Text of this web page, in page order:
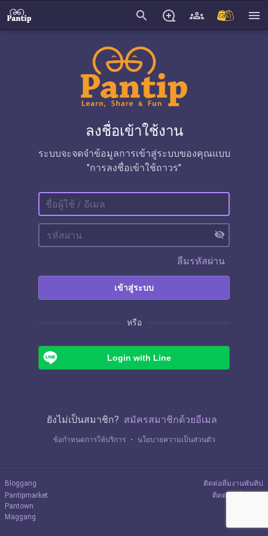
search menu
ลงชื่อเข้าใช้งาน
ระบบจะจดจำข้อมูลการเข้าสู่ระบบของคุณแบบ
"การลงชื่อเข้าใช้ถาวร"
visibility_off
ลืมรหัสผ่าน
เข้าสู่ระบบ
หรือ
Login with Line
ยังไม่เป็นสมาชิก? สมัครสมาชิกด้วยอีเมล
ข้อกำหนดการให้บริการ ・ นโยบายความเป็นส่วนตัว
Bloggang
Pantipmarket
Pantown
Maggang
ติดต่อทีมงานพันทิป
ติดต่อลงโฆษณา